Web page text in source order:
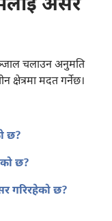
असर
चलाउन अनुमति
मदत गर्नेछ।
छ?
छ?
गरिरहेको छ?